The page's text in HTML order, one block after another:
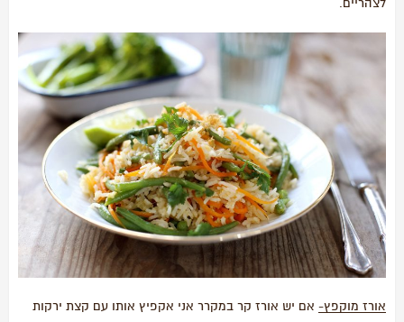
לצהריים.
אורז מוקפץ- אם יש אורז קר במקרר אני אקפיץ אותו עם קצת ירקות